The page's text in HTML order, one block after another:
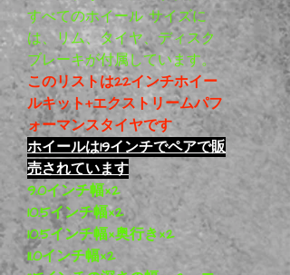
すべてのホイール サイズに
は、リム、タイヤ、ディスク
ブレーキが付属しています。
このリストは22インチホイー
ルキット+エクストリームパフ
ォーマンスタイヤです
ホイールは19インチでペアで販
売されています
9.0インチ幅×2
10.5インチ幅×2
10.5インチ幅×奥行き×2
11.0インチ幅×2